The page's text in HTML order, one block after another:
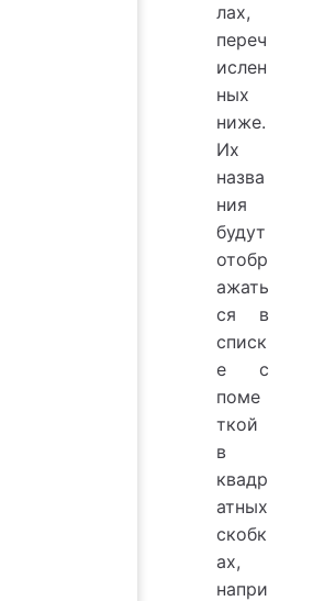
лах,
переч
ислен
ных
ниже.
Их
назва
ния
будут
отобр
ажать
ся в
списк
е с
поме
ткой
в
квадр
атных
скобк
ах,
напри